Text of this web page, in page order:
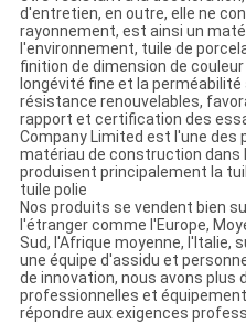
d'entretien, en outre, elle ne
rayonnement, est ainsi un
l'environnement, tuile de
finition de dimension de
longévité fine et la
résistance renouvelables,
rapport et certification des
Company Limited est l'une des
matériau de construction dans
produisent principalement la
tuile polie
Nos produits se vendent bien
l'étranger comme l'Europe,
Sud, l'Afrique moyenne, l'Italie,
une équipe d'assidu et
de innovation, nous avons plus
professionnelles et
répondre aux exigences